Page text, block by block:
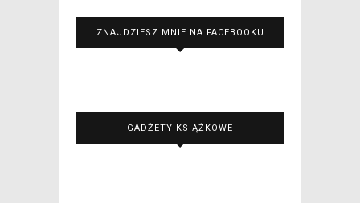
ZNAJDZIESZ MNIE NA FACEBOOKU
GADŻETY KSIĄŻKOWE